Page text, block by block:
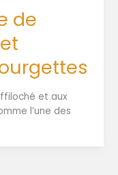
de
et aux
l’une des